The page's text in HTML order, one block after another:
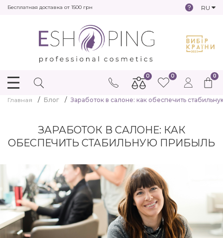
Бесплатная доставка от 1500 грн RU
0
0 0
Главная Блог Заработок в салоне: как обеспечить
ЗАРАБОТОК В САЛОНЕ: КАК
ОБЕСПЕЧИТЬ СТАБИЛЬНУЮ ПРИБЫЛЬ